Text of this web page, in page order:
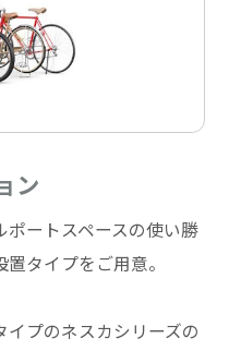
ン
ートスペースの使い勝
タイプをご用意。
プのネスカシリーズの